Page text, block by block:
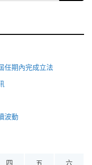
任期內完成立法
波動
四 五 六